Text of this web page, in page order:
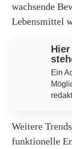
wachsende
Lebensmittel
Ein
Weitere
funktionelle